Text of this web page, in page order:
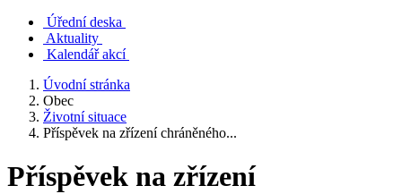
Úřední deska
Aktuality
Kalendář akcí
Úvodní stránka
Obec
Životní situace
Příspěvek na zřízení chráněného...
Příspěvek na zřízení